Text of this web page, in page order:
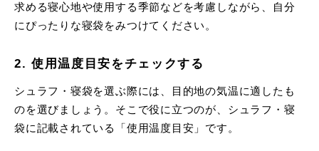
求める寝心地や使用する季節などを考慮しながら、自分
にぴったりな寝袋をみつけてください。
2. 使用温度目安をチェックする
シュラフ・寝袋を選ぶ際には、目的地の気温に適したも
のを選びましょう。そこで役に立つのが、シュラフ・寝
袋に記載されている「使用温度目安」です。